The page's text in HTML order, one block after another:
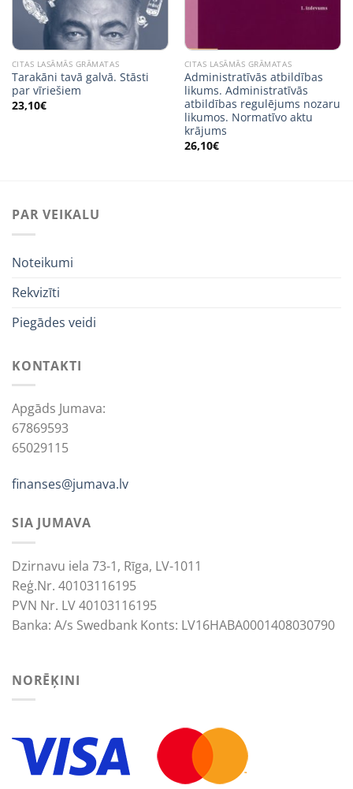
CITAS LASĀMĀS GRĀMATAS
Tarakāni tavā galvā. Stāsti
par vīriešiem
23,10€
CITAS LASĀMĀS GRĀMATAS
Administratīvās atbildības
likums. Administratīvās
atbildības regulējums nozaru
likumos. Normatīvo aktu
krājums
26,10€
PAR VEIKALU
Noteikumi
Rekvizīti
Piegādes veidi
KONTAKTI
Apgāds Jumava:
67869593
65029115
finanses@jumava.lv
SIA JUMAVA
Dzirnavu iela 73-1, Rīga, LV-1011
Reģ.Nr. 40103116195
PVN Nr. LV 40103116195
Banka: A/s Swedbank Konts: LV16HABA0001408030790
NORĒĶINI